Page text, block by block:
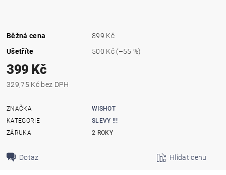
Běžná cena
899 Kč
Ušetříte
500 Kč (–55 %)
399 Kč
329,75 Kč bez DPH
ZNAČKA
WISHOT
KATEGORIE
SLEVY !!!
ZÁRUKA
2 ROKY
Dotaz Hlídat cenu